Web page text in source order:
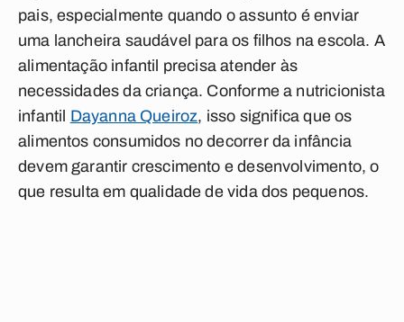
pais, especialmente quando o assunto é enviar
uma lancheira saudável para os filhos na escola. A
alimentação infantil precisa atender às
necessidades da criança. Conforme a nutricionista
infantil Dayanna Queiroz, isso significa que os
alimentos consumidos no decorrer da infância
devem garantir crescimento e desenvolvimento, o
que resulta em qualidade de vida dos pequenos.